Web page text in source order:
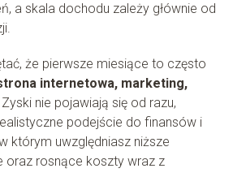
a skala dochodu zależy głównie od
że pierwsze miesiące to często
internetowa, marketing,
nie pojawiają się od razu,
podejście do finansów i
którym uwzględniasz niższe
oraz rosnące koszty wraz z